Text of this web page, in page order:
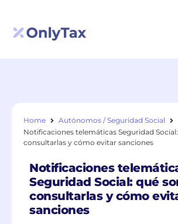
Home
Autónomos / Seguridad Social
Notificaciones telemáticas Seguridad
consultarlas y cómo evitar sanciones
Notificaciones
Seguridad Social: qué
consultarlas y cómo
sanciones